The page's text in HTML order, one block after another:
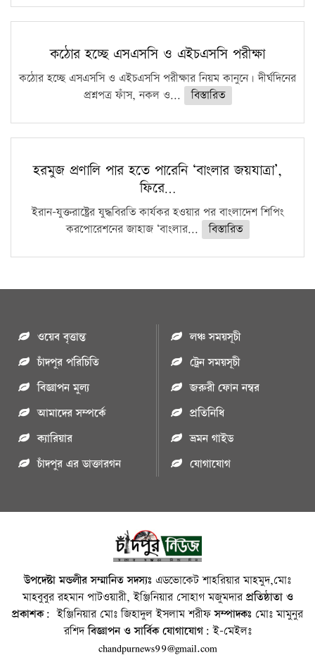
কঠোর হচ্ছে এসএসসি ও এইচএসসি পরীক্ষা
কঠোর হচ্ছে এসএসসি ও এইচএসসি পরীক্ষার নিয়ম কানুনে। দীর্ঘদিনের
প্রশ্নপত্র ফাঁস, নকল ও...
বিস্তারিত
হরমুজ প্রণালি পার হতে পারেনি ‘বাংলার জয়যাত্রা’,
ফিরে…
ইরান-যুক্তরাষ্ট্রের যুদ্ধবিরতি কার্যকর হওয়ার পর বাংলাদেশ শিপিং
করপোরেশনের জাহাজ ‘বাংলার...
বিস্তারিত
ওয়েব বৃত্তান্ত
চাঁদপুর পরিচিতি
বিজ্ঞাপন মুল্য
আমাদের সম্পর্কে
ক্যারিয়ার
চাঁদপুর এর ডাক্তারগন
লঞ্চ সময়সূচী
ট্রেন সময়সূচী
জরুরী ফোন নম্বর
প্রতিনিধি
ভ্রমন গাইড
যোগাযোগ
উপদেষ্টা মন্ডলীর সম্মানিত সদস্যঃ এডভোকেট শাহরিয়ার মাহমুদ,মোঃ
মাহবুবুর রহমান পাটওয়ারী, ইঞ্জিনিয়ার সোহাগ মজুমদারপ্রতিষ্ঠাতা ও
প্রকাশক: ইঞ্জিনিয়ার মোঃ জিহাদুল ইসলাম শরীফসম্পাদকঃ মোঃ মামুনুর
রশিদবিজ্ঞাপন ও সার্বিক যোগাযোগ: ই-মেইলঃ
chandpurnews99@gmail.com